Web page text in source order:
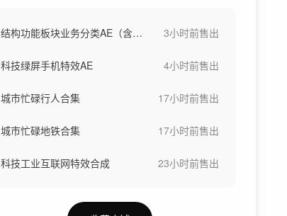
结构功能板块业务分类AE（含背景视频） 3小时前售出
科技绿屏手机特效AE 4小时前售出
城市忙碌行人合集 17小时前售出
城市忙碌地铁合集 17小时前售出
科技工业互联网特效合成 23小时前售出